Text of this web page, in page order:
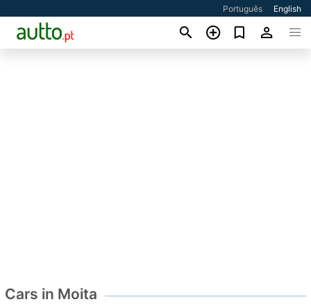
Português English
Cars in Moita